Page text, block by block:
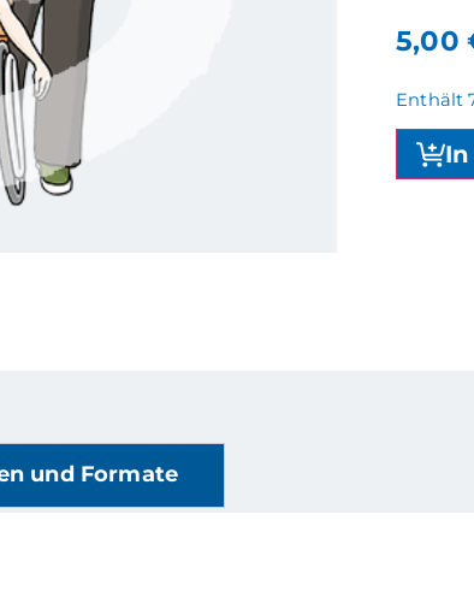
5,00
Enthält
und Formate